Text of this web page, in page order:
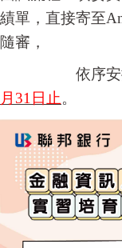
績單，直接寄至
隨審，
依序安排面
月31日止。